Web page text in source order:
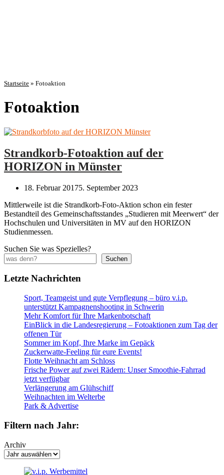
Startseite » Fotoaktion
Fotoaktion
Strandkorb-Fotoaktion auf der
HORIZON in Münster
18. Februar 20175. September 2023
Mittlerweile ist die Strandkorb-Foto-Aktion schon ein fester
Bestandteil des Gemeinschaftsstandes „Studieren mit Meerwert“ der
Hochschulen und Universitäten in MV auf den HORIZON
Studienmessen.
Suchen Sie was Spezielles?
Suchen
Letzte Nachrichten
Sport, Teamgeist und gute Verpflegung – büro v.i.p.
unterstützt Kampagnenshooting in Schwerin
Mehr Komfort für Ihre Markenbotschaft
EinBlick in die Landesregierung – Fotoaktionen zum Tag der
offenen Tür
Sommer im Kopf, Ihre Marke im Gepäck
Zuckerwatte-Feeling für eure Events!
Flotte Weihnacht am Schloss
Frische Power auf zwei Rädern: Unser Smoothie-Fahrrad
jetzt verfügbar
Verlängerung am Glühschiff
Weihnachten im Welterbe
Park & Advertise
Filtern nach Jahr:
Archiv